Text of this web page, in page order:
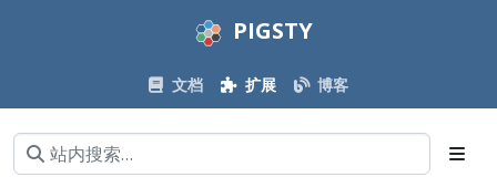
PIGSTY
文档 扩展 博客